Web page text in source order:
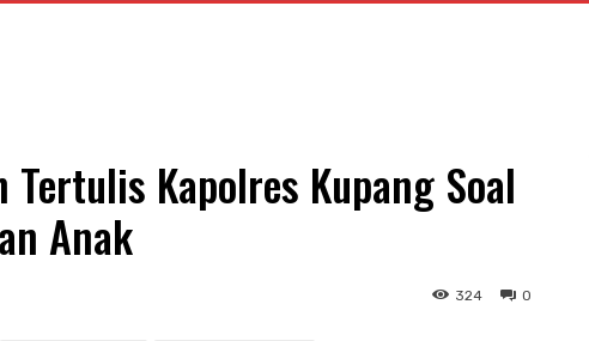
Tertulis Kapolres Kupang Soal
Anak
0
324